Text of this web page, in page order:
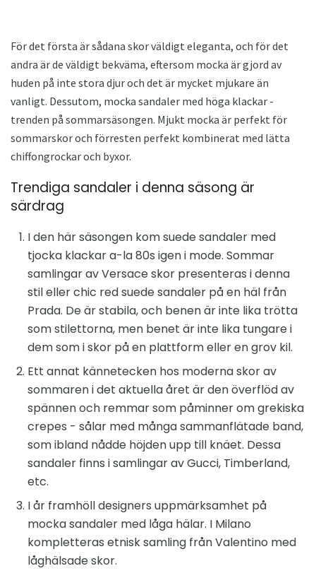
För det första är sådana skor väldigt eleganta, och för det
andra är de väldigt bekväma, eftersom mocka är gjord av
huden på inte stora djur och det är mycket mjukare än
vanligt. Dessutom, mocka sandaler med höga klackar -
trenden på sommarsäsongen. Mjukt mocka är perfekt för
sommarskor och förresten perfekt kombinerat med lätta
chiffongrockar och byxor.
Trendiga sandaler i denna säsong är
särdrag
I den här säsongen kom suede sandaler med
tjocka klackar a-la 80s igen i mode. Sommar
samlingar av Versace skor presenteras i denna
stil eller chic red suede sandaler på en häl från
Prada. De är stabila, och benen är inte lika trötta
som stilettorna, men benet är inte lika tungare i
dem som i skor på en plattform eller en grov kil.
Ett annat kännetecken hos moderna skor av
sommaren i det aktuella året är den överflöd av
spännen och remmar som påminner om grekiska
crepes - sålar med många sammanflätade band,
som ibland nådde höjden upp till knäet. Dessa
sandaler finns i samlingar av Gucci, Timberland,
etc.
I år framhöll designers uppmärksamhet på
mocka sandaler med låga hälar. I Milano
kompletteras etnisk samling från Valentino med
låghälsade skor.